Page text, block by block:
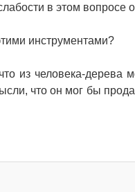
в этом вопросе
инструментами?
из человека-
что он мог бы